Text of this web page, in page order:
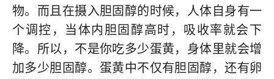
物。而且在摄入胆固醇的时候，人体自身有一
个调控，当体内胆固醇高时，吸收率就会下
降。所以，不是你吃多少蛋黄，身体里就会增
加多少胆固醇。蛋黄中不仅有胆固醇，还有卵